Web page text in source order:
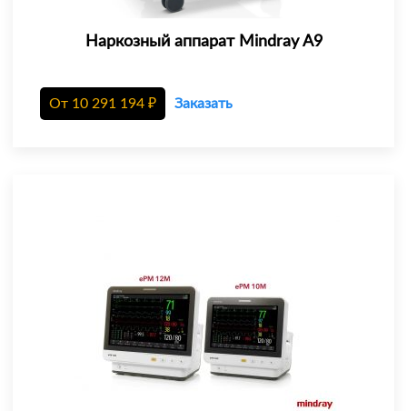
Наркозный аппарат Mindray A9
От 10 291 194 ₽ Заказать